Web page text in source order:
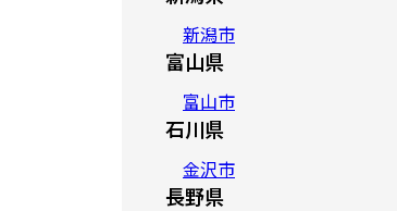
新潟市
富山県
富山市
石川県
金沢市
長野県